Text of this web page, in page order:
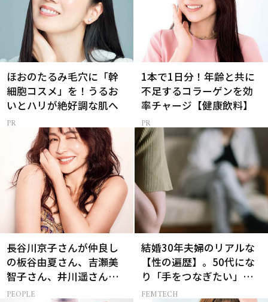
ほおのたるみ毛穴に「幹
細胞コスメ」を！うるお
いとハリが絶好調な肌へ
1本で1日分！年齢と共に
不足するコラーゲンを効
率チャージ【健康飲料】
長谷川京子さんが仲良し
の板谷由夏さん、吉瀬美
智子さん、井川遥さんと
集まる理由は…
PEOPLE
結婚30年夫婦のリアルな
【性の遍歴】。50代にな
り「手をつなぎたい」と
願う理由とは
FEMTECH